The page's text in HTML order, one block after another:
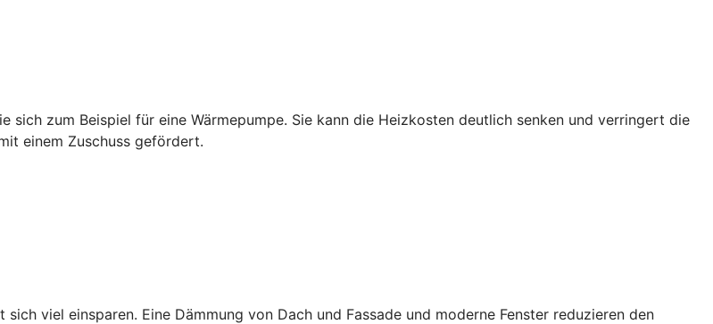
sich zum Beispiel für eine Wärmepumpe. Sie kann die Heizkosten deutlich senken und verringert die
einem Zuschuss gefördert.
viel einsparen. Eine Dämmung von Dach und Fassade und moderne Fenster reduzieren den